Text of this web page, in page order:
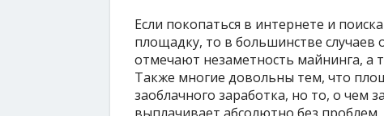
Если покопаться в интернете и
площадку, то в большинстве
отмечают незаметность майнинга, а
Также многие довольны тем, что
заоблачного заработка, но то, о чем